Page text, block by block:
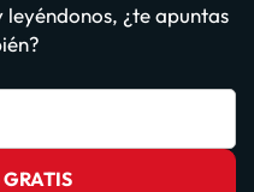
leyéndonos, ¿te apuntas